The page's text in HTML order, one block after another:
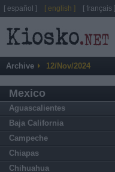
Archive 12/Nov/2024
Mexico
Aguascalientes
Baja California
Campeche
Chiapas
Chihuahua
[ español ] [ english ] [ français ]